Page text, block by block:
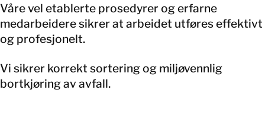
Våre vel etablerte prosedyrer og erfarne
medarbeidere sikrer at arbeidet utføres effektivt
og profesjonelt.
Vi sikrer korrekt sortering og miljøvennlig
bortkjøring av avfall.